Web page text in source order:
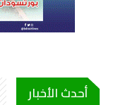
أحدث الأخبار